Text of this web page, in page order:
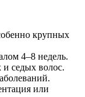
крупных
4–8 недель.
седых волос.
или